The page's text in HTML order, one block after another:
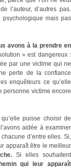
l’auteur, d’autres pas.
psychologique mais pas
avons à la prendre en
» est dangereux :
par une victime qui ne
perte de la confiance
enquêteurs ce qu’elle
personne victime encore
puisse choisir de
aidée à examiner
d’entre elles. Si,
apparaît être le meilleur
Si elles souhaitent
qui leur apparaît